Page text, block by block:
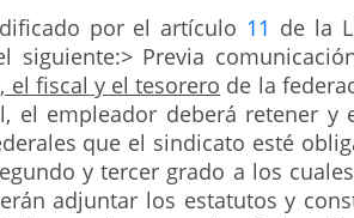
por el artículo 11 de la
siguiente:> Previa
el fiscal y el tesorero de la
el empleador deberá retener y
que el sindicato esté
y tercer grado a los
adjuntar los estatutos y